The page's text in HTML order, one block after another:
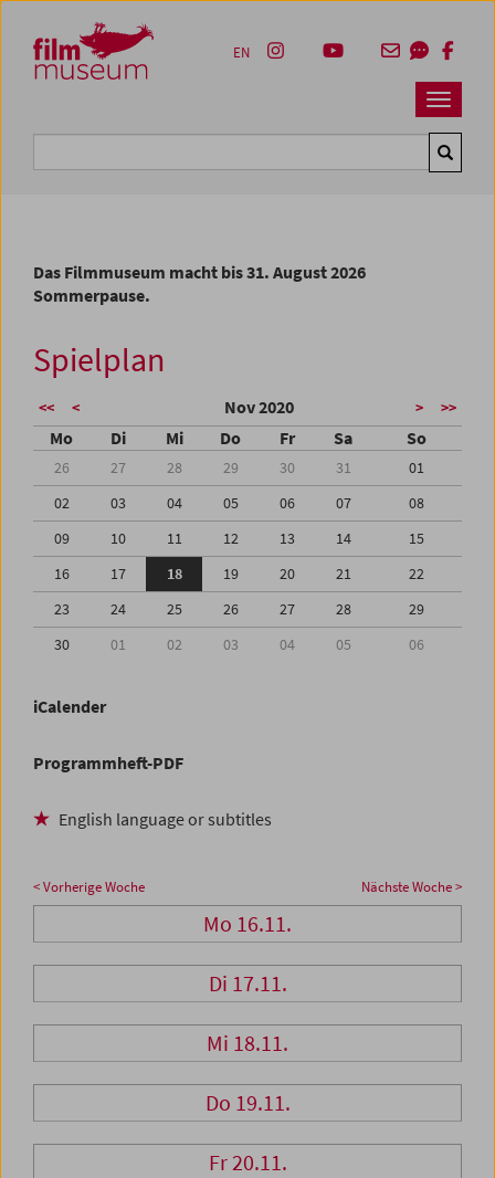
Zum Inhalt
Zum Hauptmenü
Zur Servicenavigation
Zum Suche
Navbar
EN
Das Filmmuseum macht bis 31. August 2026
Sommerpause.
Spielplan
<< < Nov 2020 > >>
Mo Di Mi Do Fr Sa So
26 27 28 29 30 31
01
02
03 04 05 06 07
08
09
10 11 12 13 14
15
16
17 18 19 20 21
22
23
24 25 26 27 28
29
30
01 02 03 04 05 06
iCalender
Programmheft-PDF
English language or subtitles
< Vorherige Woche Nächste Woche >
Mo 16.11.
Di 17.11.
Mi 18.11.
Do 19.11.
Fr 20.11.